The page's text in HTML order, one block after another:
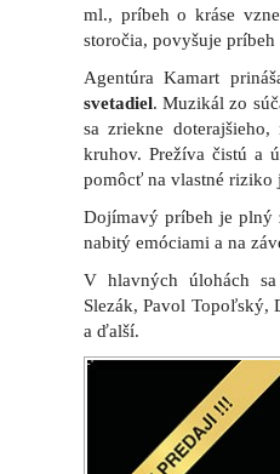
ml., príbeh o kráse
storočia, povyšuje
Agentúra Kamart
svetadiel. Muzikál zo
sa zriekne
kruhov. Prežíva čistú a
pomôcť na vlastné riziko
Dojímavý príbeh je plný
nabitý emóciami a na
V hlavných úlohách sa
Slezák, Pavol Topoľský,
a ďalší.